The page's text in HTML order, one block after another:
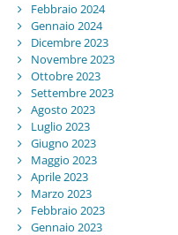
Febbraio 2024
Gennaio 2024
Dicembre 2023
Novembre 2023
Ottobre 2023
Settembre 2023
Agosto 2023
Luglio 2023
Giugno 2023
Maggio 2023
Aprile 2023
Marzo 2023
Febbraio 2023
Gennaio 2023